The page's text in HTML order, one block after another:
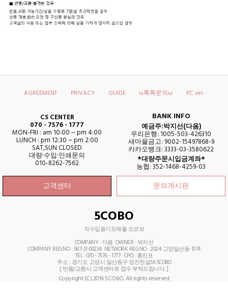
AGREEMENT PRIVACY GUIDE ω톡톡문의ω PC ver.
CS CENTER
070 - 7576 - 1777
MON-FRI : am 10:00 ~ pm 4:00
LUNCH : pm 12:30 ~ pm 2:00
SAT,SUN CLOSED
대량·수입·인쇄문의
010-8262-7562
고객센터
BANK INFO
예금주:박지선(다옴)
우리은행: 1005-503-426310
새마을금고: 9002-15497868-9
카카오뱅크: 3333-03-3580622
*대량주문시입금계좌*
농협: 352-1468-4259-03
문의게시판
5COBO
직수입용기도매몰 오코보
COMPANY : 다옴 OWNER : 박지선
COMPANY REG.NO : 587-31-00234 NETWORK REG.NO : 2024-고양일산동-1374
TEL : 070 - 7576 - 1777 CPO : 홍진표
주소 : 경기도 고양시 일산동구 장진천길56 5COBO
[ 반품/교환시 고객센터로 접수 부탁드립니다. ]
Copyright (C) 2016 5COBO. All rights reserved.